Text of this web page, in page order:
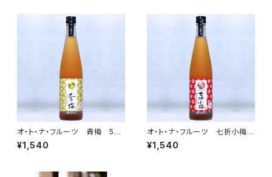
オ・ト・ナ・フルーツ 青梅 500
ml
¥1,540
オ・ト・ナ・フルーツ 七折小梅梅
酒 500ml
¥1,540